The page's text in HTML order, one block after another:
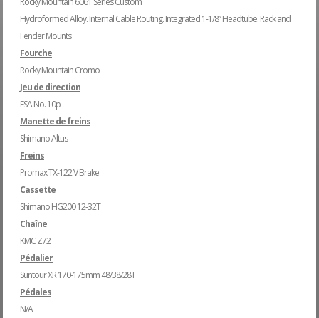
Hydroformed Alloy. Internal Cable Routing. Integrated 1-1/8” Headtube. Rack and
Fender Mounts
Fourche
Rocky Mountain Cromo
Jeu de direction
FSA No. 10p
Manette de freins
Shimano Altus
Freins
Promax TX-122 V Brake
Cassette
Shimano HG200 12-32T
Chaîne
KMC Z72
Pédalier
Suntour XR 170-175mm 48/38/28T
Pédales
N/A